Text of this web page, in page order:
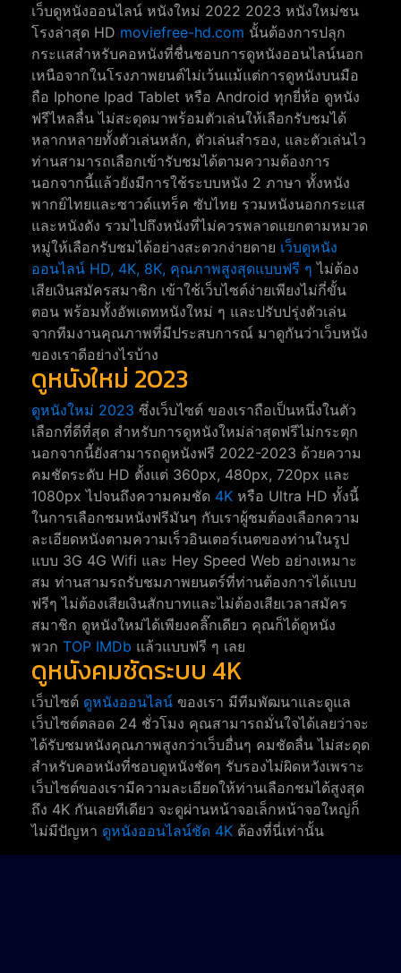
เว็บดูหนังออนไลน์ หนังใหม่ 2022 2023 หนังใหม่ชน
โรงล่าสุด HD moviefree-hd.com นั้นต้องการปลุก
กระแสสำหรับคอหนังที่ชื่นชอบการดูหนังออนไลน์นอก
เหนือจากในโรงภาพยนต์ไม่เว้นแม้แต่การดูหนังบนมือ
ถือ Iphone Ipad Tablet หรือ Android ทุกยี่ห้อ ดูหนัง
ฟรีไหลลื่น ไม่สะดุดมาพร้อมตัวเล่นให้เลือกรับชมได้
หลากหลายทั้งตัวเล่นหลัก, ตัวเล่นสำรอง, และตัวเล่นไว
ท่านสามารถเลือกเข้ารับชมได้ตามความต้องการ
นอกจากนี้แล้วยังมีการใช้ระบบหนัง 2 ภาษา ทั้งหนัง
พากย์ไทยและซาวด์แทร็ค ซับไทย รวมหนังนอกกระแส
และหนังดัง รวมไปถึงหนังที่ไม่ควรพลาดแยกตามหมวด
หมู่ให้เลือกรับชมได้อย่างสะดวกง่ายดาย เว็บดูหนัง
ออนไลน์ HD, 4K, 8K, คุณภาพสูงสุดแบบฟรี ๆ ไม่ต้อง
เสียเงินสมัครสมาชิก เข้าใช้เว็บไซต์ง่ายเพียงไม่กี่ขั้น
ตอน พร้อมทั้งอัพเดทหนังใหม่ ๆ และปรับปรุ่งตัวเล่น
จากทีมงานคุณภาพที่มีประสบการณ์ มาดูกันว่าเว็บหนัง
ของเราดีอย่างไรบ้าง
ดูหนังใหม่ 2023
ดูหนังใหม่ 2023 ซึ่งเว็บไซต์ ของเราถือเป็นหนึ่งในตัว
เลือกที่ดีที่สุด สำหรับการดูหนังใหม่ล่าสุดฟรีไม่กระตุก
นอกจากนี้ยังสามารถดูหนังฟรี 2022-2023 ด้วยความ
คมชัดระดับ HD ตั้งแต่ 360px, 480px, 720px และ
1080px ไปจนถึงความคมชัด 4K หรือ Ultra HD ทั้งนี้
ในการเลือกชมหนังฟรีมันๆ กับเราผู้ชมต้องเลือกความ
ละเอียดหนังตามความเร็วอินเตอร์เนตของท่านในรูป
แบบ 3G 4G Wifi และ Hey Speed Web อย่างเหมาะ
สม ท่านสามรถรับชมภาพยนตร์ที่ท่านต้องการได้แบบ
ฟรีๆ ไม่ต้องเสียเงินสักบาทและไม่ต้องเสียเวลาสมัคร
สมาชิก ดูหนังใหม่ได้เพียงคลิ๊กเดียว คุณก็ได้ดูหนัง
พวก TOP IMDb แล้วแบบฟรี ๆ เลย
ดูหนังคมชัดระบบ 4K
เว็บไซต์ ดูหนังออนไลน์ ของเรา มีทีมพัฒนาและดูแล
เว็บไซต์ตลอด 24 ชั่วโมง คุณสามารถมั่นใจได้เลยว่าจะ
ได้รับชมหนังคุณภาพสูงกว่าเว็บอื่นๆ คมชัดลื่น ไม่สะดุด
สำหรับคอหนังที่ชอบดูหนังชัดๆ รับรองไม่ผิดหวังเพราะ
เว็บไซต์ของเรามีความละเอียดให้ท่านเลือกชมได้สูงสุด
ถึง 4K กันเลยทีเดียว จะดูผ่านหน้าจอเล็กหน้าจอใหญ่ก็
ไม่มีปัญหา ดูหนังออนไลน์ชัด 4K ต้องที่นี่เท่านั้น